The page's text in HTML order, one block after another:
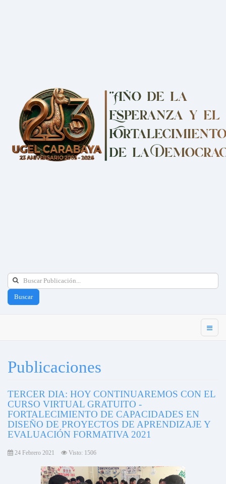
Buscar
Publicaciones
TERCER DIA: HOY CONTINUAREMOS CON EL
CURSO VIRTUAL GRATUITO -
FORTALECIMIENTO DE CAPACIDADES EN
DISEÑO DE PROYECTOS DE APRENDIZAJE Y
EVALUACIÓN FORMATIVA 2021
24 Febrero 2021 Visto: 1506